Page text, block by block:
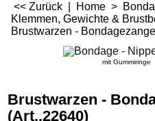
<< Zurück Home >
Klemmen, Gewichte &
Brustwarzen -
mit Gummiringe
Brustwarzen -
(Art..22640)